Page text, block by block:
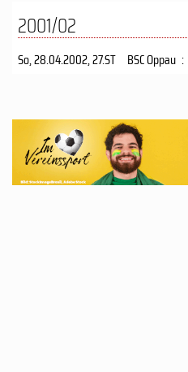
2001/02
So, 28.04.2002, 27.ST BSC Oppau :